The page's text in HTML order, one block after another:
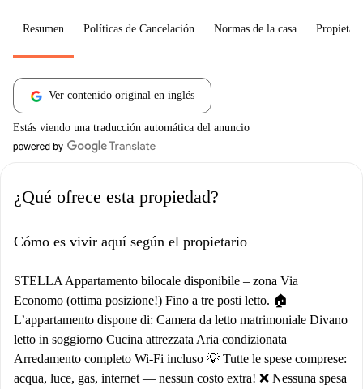
Resumen Políticas de Cancelación Normas de la casa
Ver contenido original en inglés
Estás viendo una traducción automática del anuncio
¿Qué ofrece esta propiedad?
Cómo es vivir aquí según el propietario
STELLA Appartamento bilocale disponibile – zona Via
Economo (ottima posizione!) Fino a tre posti letto. 🏠
L’appartamento dispone di: Camera da letto matrimoniale Divano
letto in soggiorno Cucina attrezzata Aria condizionata
Arredamento completo Wi-Fi incluso 💡 Tutte le spese comprese:
acqua, luce, gas, internet — nessun costo extra! ❌ Nessuna spesa